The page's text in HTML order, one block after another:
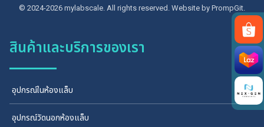
for:
© 2024-2026 mylabscale. All rights reserved. Website by PrompGit.
สินค้าและบริการของเรา
อุปกรณ์ในห้องแล็บ
อุปกรณ์วัดนอกห้องแล็บ